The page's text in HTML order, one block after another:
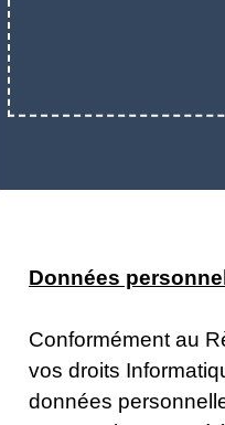
Données
Conformément au
vos droits
données